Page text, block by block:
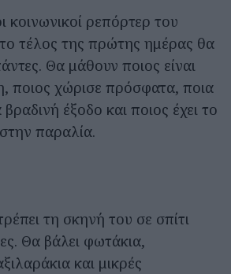
κοινωνικοί ρεπόρτερ του
τέλος της πρώτης ημέρας θα
Θα μάθουν ποιος είναι
ποιος χώρισε πρόσφατα, ποια
έξοδο και ποιος έχει το
παραλία.
τη σκηνή του σε σπίτι
Θα βάλει φωτάκια,
και μικρές